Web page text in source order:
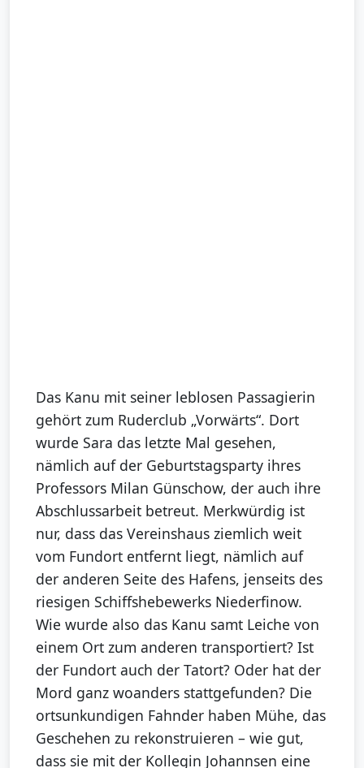
Das Kanu mit seiner leblosen Passagierin
gehört zum Ruderclub „Vorwärts“. Dort
wurde Sara das letzte Mal gesehen,
nämlich auf der Geburtstagsparty ihres
Professors Milan Günschow, der auch ihre
Abschlussarbeit betreut. Merkwürdig ist
nur, dass das Vereinshaus ziemlich weit
vom Fundort entfernt liegt, nämlich auf
der anderen Seite des Hafens, jenseits des
riesigen Schiffshebewerks Niederfinow.
Wie wurde also das Kanu samt Leiche von
einem Ort zum anderen transportiert? Ist
der Fundort auch der Tatort? Oder hat der
Mord ganz woanders stattgefunden? Die
ortsunkundigen Fahnder haben Mühe, das
Geschehen zu rekonstruieren – wie gut,
dass sie mit der Kollegin Johannsen eine